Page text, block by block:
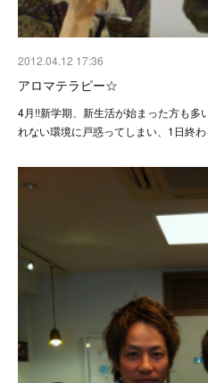
2012.04.12 17:36
アロマテラピー☆
4月!!新学期、新生活が始まった方も多
れない環境に戸惑ってしまい、1日終